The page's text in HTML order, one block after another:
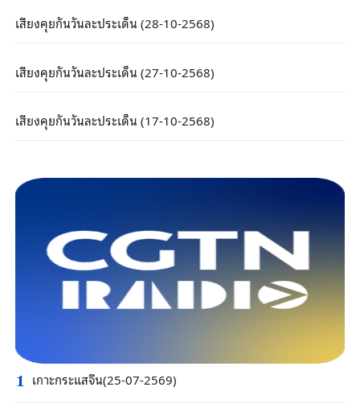
เสียงคุยกันวันละประเด็น (28-10-2568)
เสียงคุยกันวันละประเด็น (27-10-2568)
เสียงคุยกันวันละประเด็น (17-10-2568)
1 เกาะกระแสจีน(25-07-2569)